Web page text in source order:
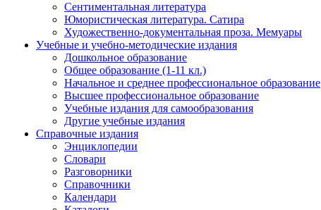
Сентиментальная литература
Юмористическая литература. Сатира
Художественно-документальная проза. Мемуары
Учебные и учебно-методические издания
Дошкольное образование
Общее образование (1-11 кл.)
Начальное и среднее профессиональное образование
Высшее профессиональное образование
Учебные издания для самообразования
Другие учебные издания
Справочные издания
Энциклопедии
Словари
Разговорники
Справочники
Календари